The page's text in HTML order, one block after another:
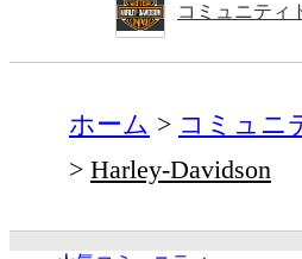
コミュニティ
ホーム コミュニ
Harley-Davidson